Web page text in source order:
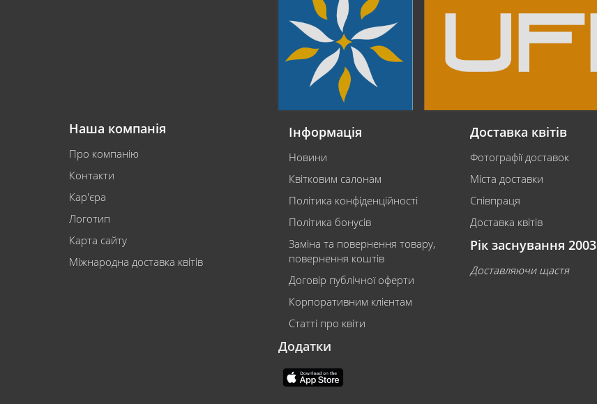
Наша компанія
Про компанію
Контакти
Кар'єра
Логотип
Карта сайту
Міжнародна доставка квітів
Інформація
Новини
Квітковим салонам
Політика конфіденційності
Політика бонусів
Заміна та повернення товару,
повернення коштів
Договір публічної оферти
Корпоративним клієнтам
Статті про квіти
Додатки
Доставка квітів
Фотографії доставок
Міста доставки
Співпраця
Доставка квітів
Рік заснування 2003
Доставляючи щастя